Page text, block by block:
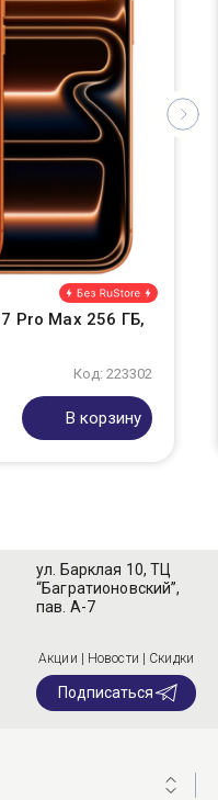
Pro Max 256 ГБ,
Код: 223302
В корзину
ул. Барклая 10, ТЦ
“Багратионовский”,
пав. А-7
Акции | Новости | Скидки
Подписаться